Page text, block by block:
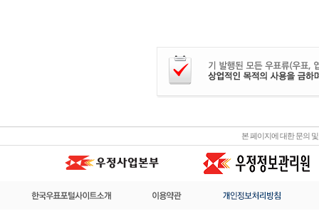
본 페이지에 대한 문의